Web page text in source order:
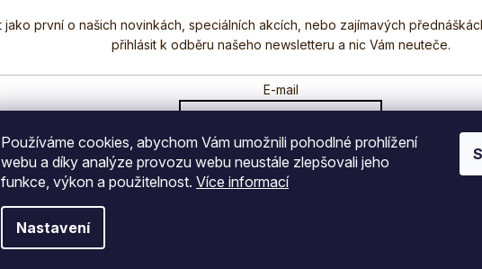
Používáme cookies, abychom Vám umožnili pohodlné prohlížení
webu a díky analýze provozu webu neustále zlepšovali jeho
funkce, výkon a použitelnost. Více informací
Nastavení
Nezmeškejte žádné novinky či slevy!
E-mail
Vložením e-mailu souhlasíte spodmínkami ochrany osobních údajů